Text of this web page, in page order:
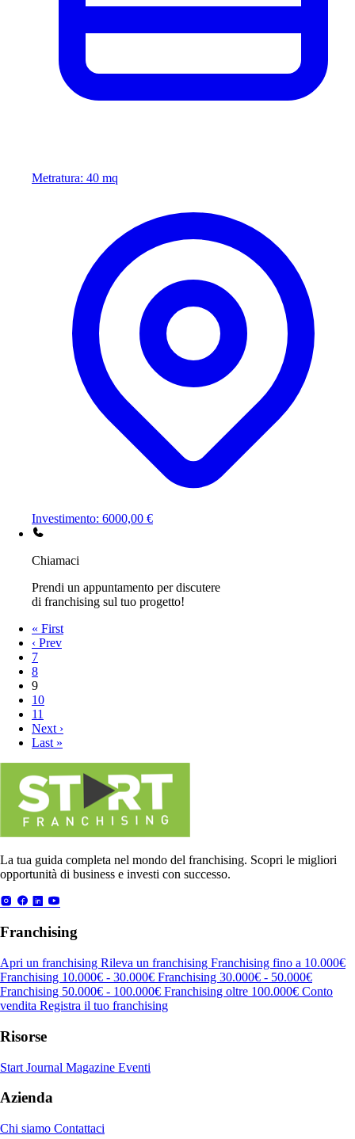
Metratura: 40 mq
Investimento: 6000,00 €
Chiamaci
Prendi un appuntamento per discutere
di franchising sul tuo progetto!
« First
‹ Prev
7
8
9
10
11
Next ›
Last »
La tua guida completa nel mondo del franchising. Scopri le migliori
opportunità di business e investi con successo.
Franchising
Apri un franchising Rileva un franchising Franchising fino a 10.000€
Franchising 10.000€ - 30.000€ Franchising 30.000€ - 50.000€
Franchising 50.000€ - 100.000€ Franchising oltre 100.000€ Conto
vendita Registra il tuo franchising
Risorse
Start Journal Magazine Eventi
Azienda
Chi siamo Contattaci